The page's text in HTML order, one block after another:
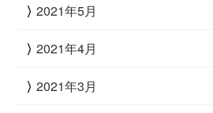
2021年5月
2021年4月
2021年3月